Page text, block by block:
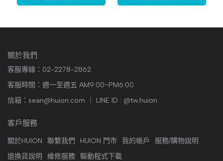
關於我們
客服專線：02-2278-2862
客服時間：週一至週五 AM9:00~PM6:00
信箱：sean@huion.com ｜ LINE ID : @tw.huion
客戶服務
關於HUION 聯繫我們 HUION 門市 我的帳戶
服務/購物說明
退換貨說明
維修服務 驅動程式下載